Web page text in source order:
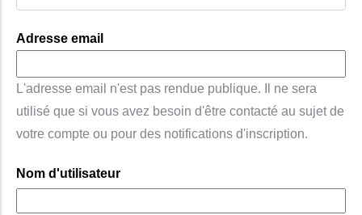
Adresse email
L'adresse email n'est pas rendue publique. Il ne sera
utilisé que si vous avez besoin d'être contacté au sujet de
votre compte ou pour des notifications d'inscription.
Nom d'utilisateur